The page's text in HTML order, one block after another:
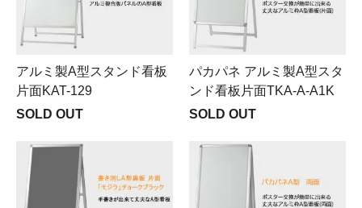
アルミ製A型スタンド看板
片面KAT-129
SOLD OUT
パカパネ アルミ製A型スタ
ンド看板片面TKA-A-A1K
SOLD OUT